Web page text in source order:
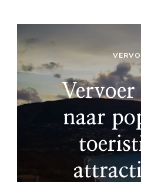
Vervoer
naar